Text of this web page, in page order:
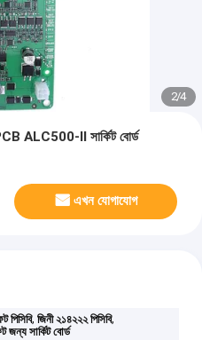
2/4
II সার্কিট বোর্ড
এখন যোগাযোগ
পিসিবি,জিনী ২১৪২২২ পিসিবি,
জন্য সার্কিট বোর্ড